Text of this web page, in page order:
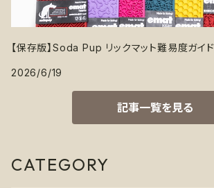
【保存版】Soda Pup リックマット難易度ガイド
2026/6/19
記事一覧を見る
CATEGORY